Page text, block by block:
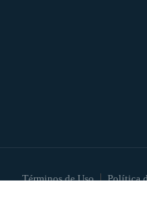
Términos de Uso Política